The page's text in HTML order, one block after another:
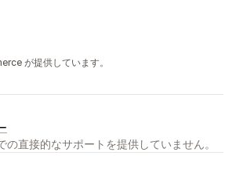
が提供しています。
の直接的なサポートを提供していません。